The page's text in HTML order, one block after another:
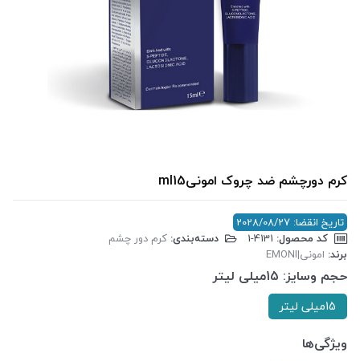
کرم دورچشم ضد چروک امونیml15
تاریخ انقضا: 2028/08/27
کد محصول:
دسته‌بندی: کرم دور چشم
برند: امونی|EMONI
حجم وسایز: 15میلی لیتر
15میلی لیتر
ویژگی‌ها